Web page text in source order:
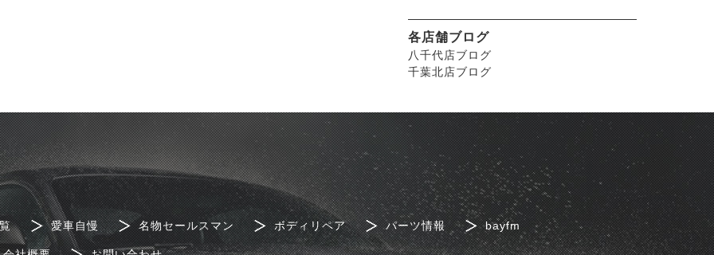
各店舗ブログ
八千代店ブログ
千葉北店ブログ
愛車自慢 名物セールスマン ボディリペア パーツ情報 bayfm